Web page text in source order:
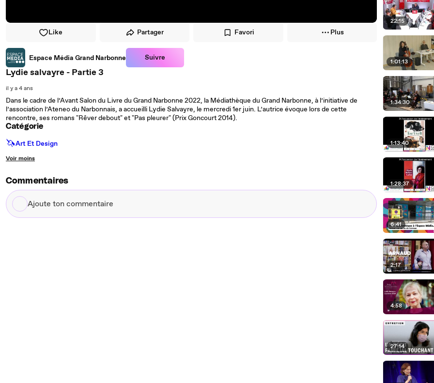
Like Partager Favori Plus
Espace Média Grand Narbonne Suivre
Lydie salvayre - Partie 3
il y a 4 ans
Dans le cadre de l’Avant Salon du Livre du Grand Narbonne 2022, la Médiathèque du Grand Narbonne, à l’initiative de
l’association l’Ateneo du Narbonnais, a accueilli Lydie Salvayre, le mercredi 1er juin. L’autrice évoque lors de cette
rencontre, ses romans "Rêver debout" et "Pas pleurer" (Prix Goncourt 2014).
Catégorie
🦄Art Et Design
Voir moins
Commentaires
Ajoute
ton
22:15
1:01:13
1:34:30
1:13:40
1:28:37
6:41
2:17
4:58
27:14